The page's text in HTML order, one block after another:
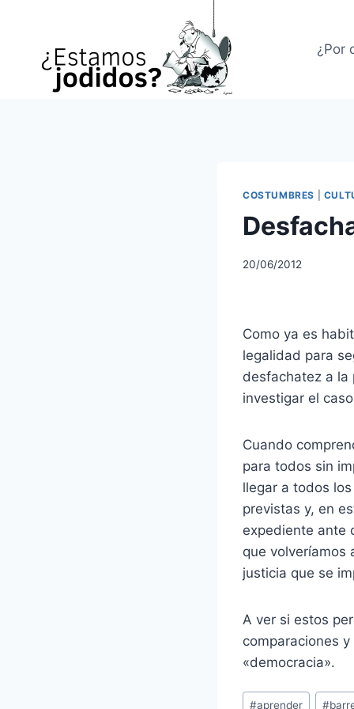
contenido
¿Por
COSTUMBRES
20/06/2012
Como ya es
legalidad para
desfachatez a la
investigar el
Cuando
para todos sin
llegar a todos
previstas y, en
expediente ante
que volveríamos
justicia que se
A ver si estos
comparaciones
«democracia».
Etiquetas
#aprender #